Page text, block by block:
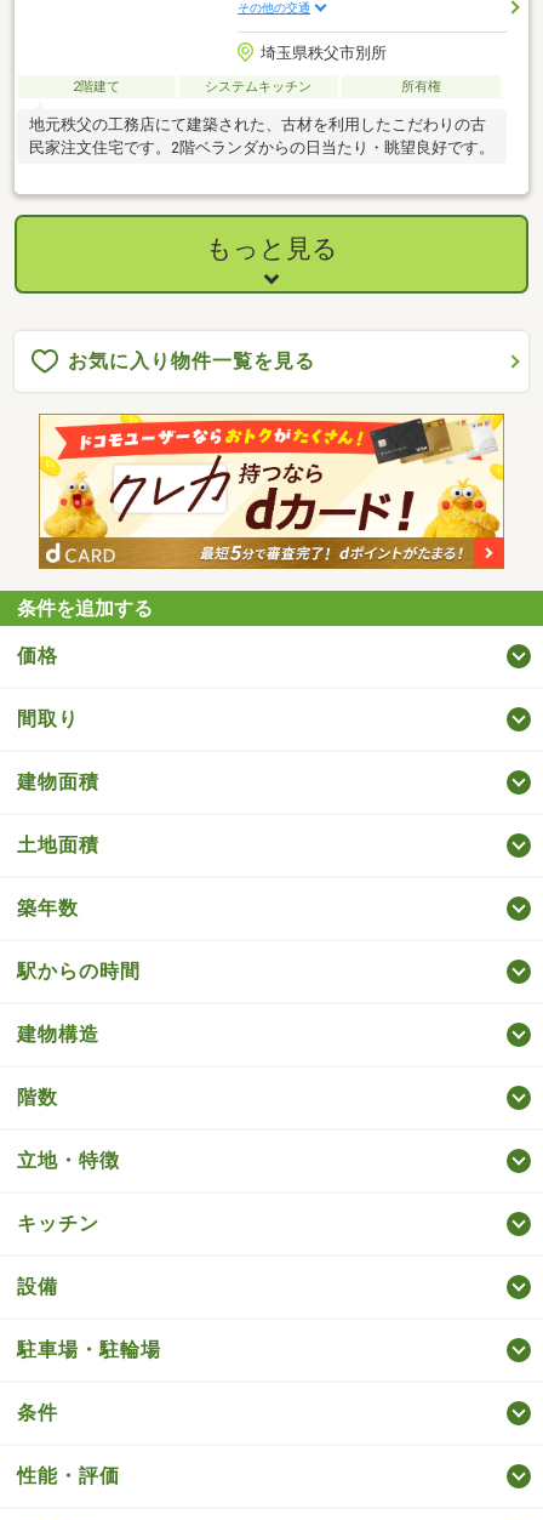
その他の交通
埼玉県秩父市別所
2階建て システムキッチン 所有権
地元秩父の工務店にて建築された、古材を利用したこだわりの古
民家注文住宅です。2階ベランダからの日当たり・眺望良好です。
もっと見る
お気に入り物件一覧を見る
条件を追加する
価格
間取り
建物面積
土地面積
築年数
駅からの時間
建物構造
階数
立地・特徴
キッチン
設備
駐車場・駐輪場
条件
性能・評価